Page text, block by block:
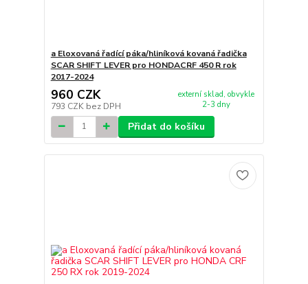
a Eloxovaná řadící páka/hliníková kovaná řadička
SCAR SHIFT LEVER pro HONDACRF 450 R rok
2017-2024
960 CZK
793 CZK bez DPH
externí sklad, obvykle
2-3 dny
Přidat do košíku